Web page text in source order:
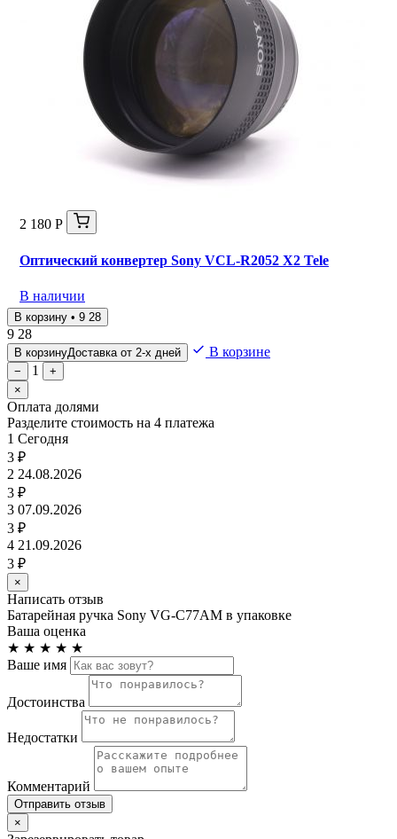
2 180 Р
Оптический конвертер Sony VCL-R2052 X2 Tele
В наличии
В корзину • 9 28
9 28
В корзинуДоставка от 2-х дней В корзине
− 1
+
×
Оплата долями
Разделите стоимость на 4 платежа
1 Сегодня
3 ₽
2 24.08.2026
3 ₽
3 07.09.2026
3 ₽
4 21.09.2026
3 ₽
×
Написать отзыв
Батарейная ручка Sony VG-C77AM в упаковке
Ваша оценка
★ ★ ★ ★ ★
Ваше имя
Достоинства
Недостатки
Комментарий
Отправить отзыв
×